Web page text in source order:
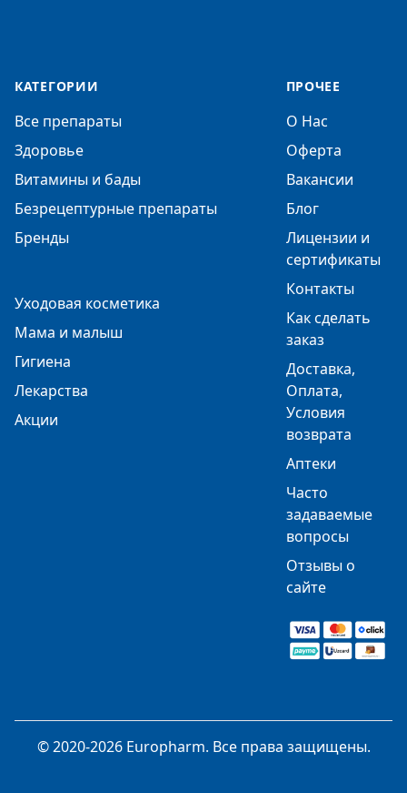
КАТЕГОРИИ
Все препараты
Здоровье
Витамины и бады
Безрецептурные препараты
Бренды
Уходовая косметика
Мама и малыш
Гигиена
Лекарства
Акции
ПРОЧЕЕ
О Нас
Оферта
Вакансии
Блог
Лицензии и
сертификаты
Контакты
Как сделать
заказ
Доставка,
Оплата,
Условия
возврата
Аптеки
Часто
задаваемые
вопросы
Отзывы о
сайте
© 2020-2026 Europharm. Все права защищены.